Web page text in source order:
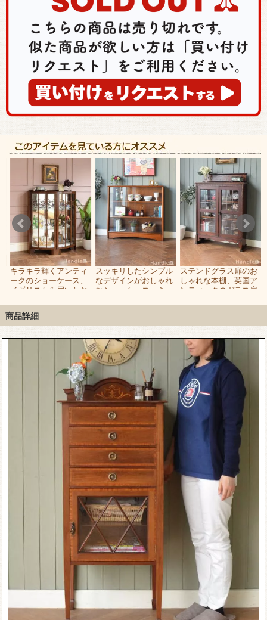
キラキラ輝くアンティ
ークのショーケース、
イギリスから届いたお
ネット
スッキリしたシンプル
なデザインがおしゃれ
なショーケース、ミッ
テージキャビネット
ステンドグラス扉のお
しゃれな本棚、英国ア
ンティークのガラス扉
商品詳細